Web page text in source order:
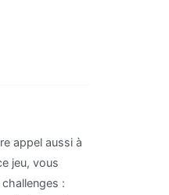
appel aussi à
jeu, vous
: